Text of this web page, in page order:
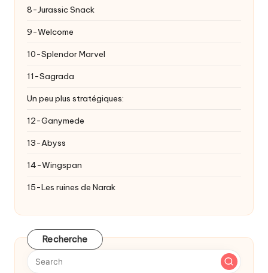
8-Jurassic Snack
9-Welcome
10-Splendor Marvel
11-Sagrada
Un peu plus stratégiques:
12-Ganymede
13-Abyss
14-Wingspan
15-Les ruines de Narak
Recherche